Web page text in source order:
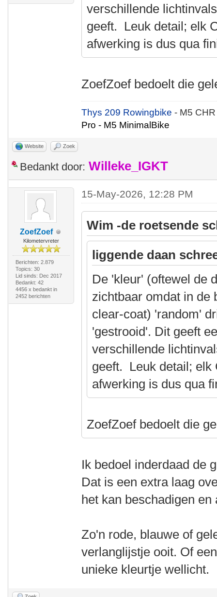
verschillende
geeft. Leuk detail; elk
afwerking is dus qua
ZoefZoef bedoelt die
Thys 209 Rowingbike- M5
Pro - M5 MinimalBike
Website Zoek
Bedankt door: Willeke_IGKT
ZoefZoef
Kilometervreter
Berichten: 2.879
Topics: 30
Lid sinds: Dec 2017
Bedankt: 42
4456 x bedankt in
2452 berichten
15-May-2026, 12:28 PM
Wim -de roetsende
liggende daan
De 'kleur' (oftewel de
zichtbaar omdat in de
clear-coat) 'random'
'gestrooid'. Dit geeft
verschillende
geeft. Leuk detail; elk
afwerking is dus qua
ZoefZoef bedoelt die
Ik bedoel inderdaad de
Dat is een extra laag
het kan beschadigen en
Zo'n rode, blauwe of
verlanglijstje ooit. Of
unieke kleurtje wellicht.